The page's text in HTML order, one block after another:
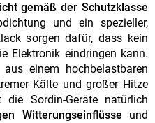
gemäß der Schutzklasse
und ein spezieller,
sorgen dafür, dass kein
Elektronik eindringen kann.
einem hochbelastbaren
Kälte und großer Hitze
Sordin-Geräte natürlich
Witterungseinflüsse und